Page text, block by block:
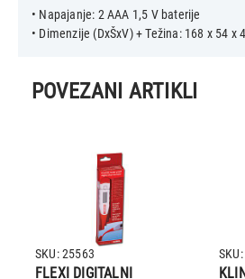
• Napajanje: 2 AAA 1,5 V baterije
POVEZANI ARTIKLI
FLEXI DIGITALNI
SKU: 25563